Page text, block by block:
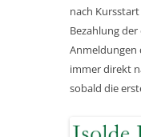
nach
Bezahlung
Anmeldungen
immer direkt
sobald die